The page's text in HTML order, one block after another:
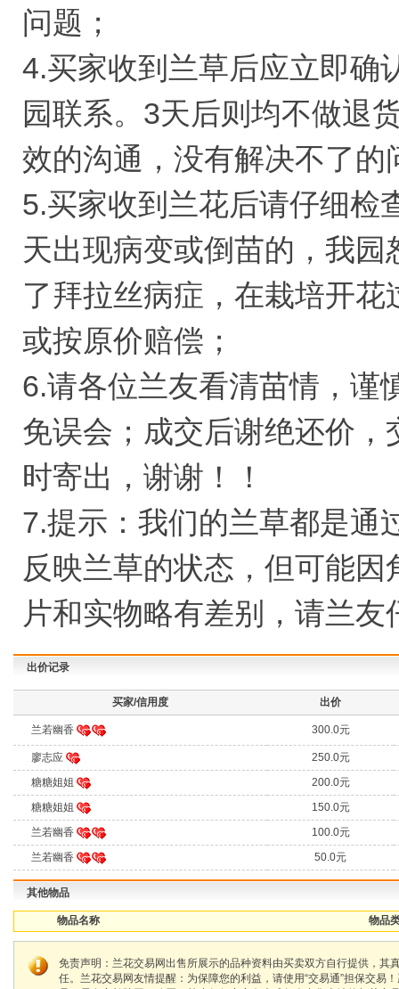
问题；
4.买家收到兰草后应立即确
园联系。3天后则均不做退
效的沟通，没有解决不了的
5.买家收到兰花后请仔细检
天出现病变或倒苗的，我
了拜拉丝病症，在栽培开
或按原价赔偿；
6.请各位兰友看清苗情，谨
免误会；成交后谢绝还价
时寄出，谢谢！！
7.提示：我们的兰草都是通
反映兰草的状态，但可能
片和实物略有差别，请兰
出价记录
买家/信用度 出价
兰若幽香 300.0元
廖志应
250.0元
糖糖姐姐
200.0元
糖糖姐姐
150.0元
兰若幽香
100.0元
兰若幽香
50.0元
其他物品
物品名称 物品
免责声明：兰花交易网出售所展示的品种资料由买卖双方自行提供，
任。兰花交易网友情提醒：为保障您的利益，请使用“交易通”担保交